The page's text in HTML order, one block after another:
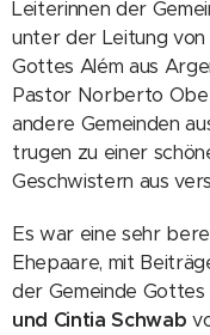
Leiterinnen der
unter der Leitung
Gottes Além aus
Pastor Norberto
andere Gemeinden
trugen zu einer
Geschwistern aus
Es war eine sehr
Ehepaare, mit
der Gemeinde
und Cintia Schwab